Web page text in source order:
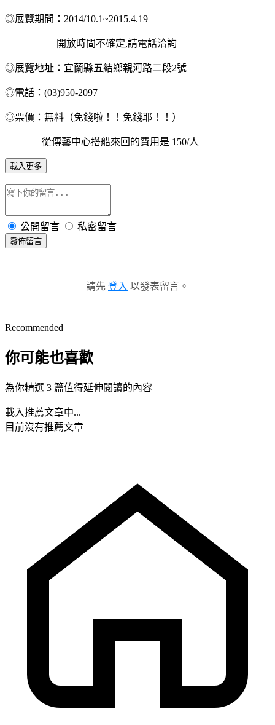
◎展覽期間： 2014/10.1~2015.4.19
開放時間不確定,請電話洽詢
◎展覽地址：宜蘭縣五結鄉親河路二段2號
◎電話： (03)950-2097
◎票價：無料（免錢啦！！免錢耶！！）
從傳藝中心搭船來回的費用是 150/人
載入更多
公開留言 私密留言
發佈留言
請先 登入 以發表留言。
Recommended
你可能也喜歡
為你精選 3 篇值得延伸閱讀的內容
載入推薦文章中...
目前沒有推薦文章